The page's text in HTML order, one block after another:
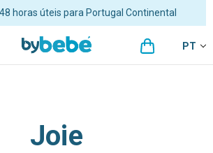
superiores a 48€ para Portugal
Continental
PT
Joie